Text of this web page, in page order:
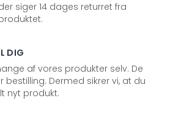
siger 14 dages returret fra
DIG
af vores produkter selv. De
bestilling. Dermed sikrer vi, at du
nyt produkt.